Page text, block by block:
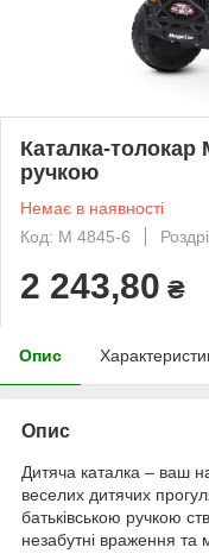
Каталка-толокар
ручкою
Немає в наявності
Код: M 4845-6
2 243,80 ₴
Опис
Опис
Дитяча каталка – ваш
веселих дитячих
батьківською ручкою
незабутні враження та